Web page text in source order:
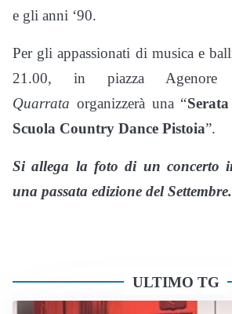
e gli anni ‘90.
Per gli appassionati di musica e
21.00, in piazza
Quarrata organizzerà una “
Scuola Country Dance Pistoia”.
Si allega la foto di un concerto
una passata edizione del Settembre.
ULTIMO TG